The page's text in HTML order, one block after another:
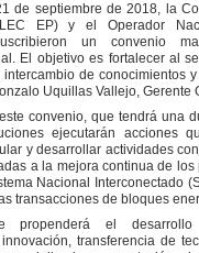
de septiembre de 2018, la
EP) y el Operador
un convenio
El objetivo es fortalecer al
de conocimientos
Uquillas Vallejo, Gerente
convenio, que tendrá una
ejecutarán acciones
y desarrollar actividades
a la mejora continua de
Nacional Interconectado
transacciones de bloques
propenderá el
transferencia de